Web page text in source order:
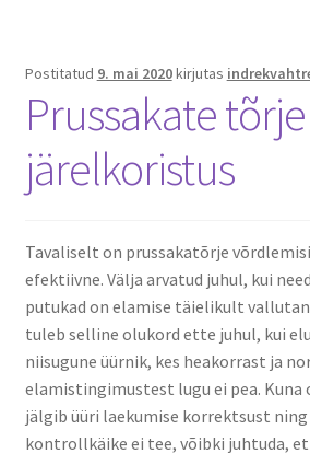
Postitatud 9. mai 2020kirjutas
Prussakate
järelkoristus
Tavaliselt on prussakatõrje
efektiivne. Välja arvatud juhul, kui
putukad on elamise täielikult
tuleb selline olukord ette juhul, kui
niisugune üürnik, kes heakorrast ja
elamistingimustest lugu ei pea.
jälgib üüri laekumise korrektsust
kontrollkäike ei tee, võibki juhtuda,